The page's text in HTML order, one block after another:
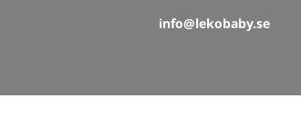
info@lekobaby.se